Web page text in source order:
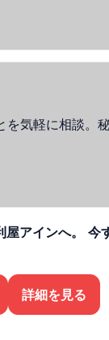
を気軽に相談。
アインへ。
今
詳細を見る